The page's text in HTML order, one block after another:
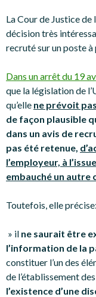
La Cour de Justice de
décision très
recruté sur un poste
Dans un arrêt du 19
que la législation de
qu’elle ne prévoit
de façon plausible
dans un avis de
pas été retenue,
l’employeur, à
embauché un autre
Toutefois, elle précise:
» il ne saurait être
l’information de la
constituer l’un des
de l’établissement
l’existence d’une